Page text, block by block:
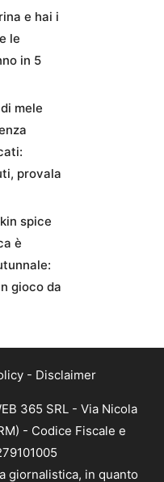
e hai i
le
in 5
mele
provala
spice
è
gioco da
- Disclaimer
365 SRL - Via Nicola
- Codice Fiscale e
giornalistica, in quanto